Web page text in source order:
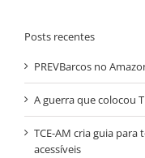
Posts recentes
PREVBarcos no
A guerra que colocou
TCE-AM cria guia
acessíveis